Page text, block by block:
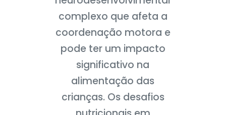
complexo que afeta a
coordenação motora e
pode ter um impacto
significativo na
alimentação das
crianças. Os desafios